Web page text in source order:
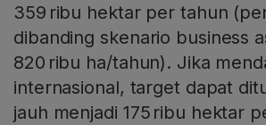
359 ribu hektar per tahun
dibanding skenario business
820 ribu ha/tahun). Jika
internasional, target dapat
jauh menjadi 175 ribu hektar